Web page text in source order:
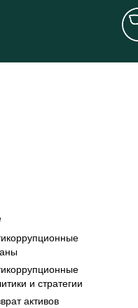
организаций
международных
и стратегии
активов